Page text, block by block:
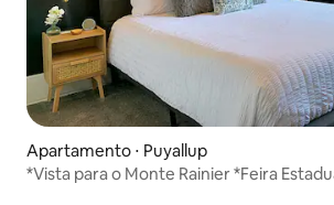
Apartamento ⋅ Puyallup
*Vista para o Monte Rainier *Feira